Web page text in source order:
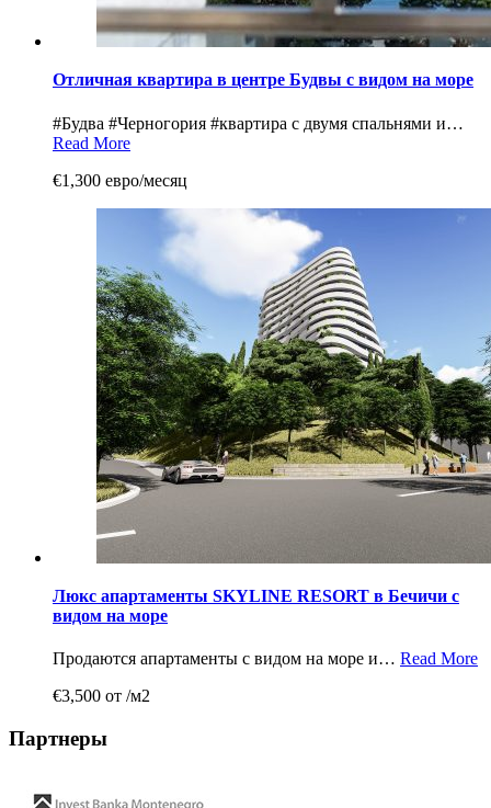
Отличная квартира в центре Будвы с видом на море
#Будва #Черногория #квартира c двумя спальнями и…
Read More
€1,300 евро/месяц
Люкс апартаменты SKYLINE RESORT в Бечичи с
видом на море
Продаются апартаменты с видом на море и… Read More
€3,500 от /м2
Партнеры